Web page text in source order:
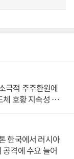
극적 주주환원에
호황 지속성 의
한국에서 러시아
격에 수요 늘어